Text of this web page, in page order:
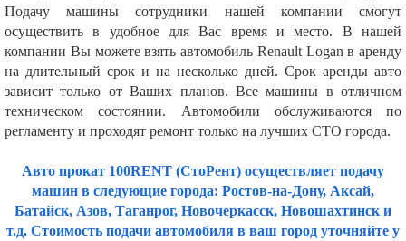
Подачу машины сотрудники нашей компании смогут
осуществить в удобное для Вас время и место. В нашей
компании Вы можете взять автомобиль Renault Logan в аренду
на длительный срок и на несколько дней. Срок аренды авто
зависит только от Ваших планов. Все машины в отличном
техническом состоянии. Автомобили обслуживаются по
регламенту и проходят ремонт только на лучших СТО города.
Авто прокат 100RENT (СтоРент) осуществляет подачу
машин в следующие города: Ростов-на-Дону, Аксай,
Батайск, Азов, Таганрог, Новочеркасск, Новошахтинск и
т.д. Стоимость подачи автомобиля в ваш город уточняйте у